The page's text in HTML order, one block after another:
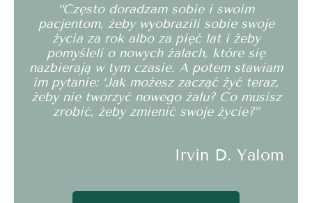
“Często doradzam sobie i swoim
pacjentom, żeby wyobrazili sobie swoje
życia za rok albo za pięć lat i żeby
pomyśleli o nowych żalach, które się
nazbierają w tym czasie. A potem stawiam
im pytanie: ‘Jak możesz zacząć żyć teraz,
żeby nie tworzyć nowego żalu? Co musisz
zrobić, żeby zmienić swoje życie?”
Irvin D. Yalom